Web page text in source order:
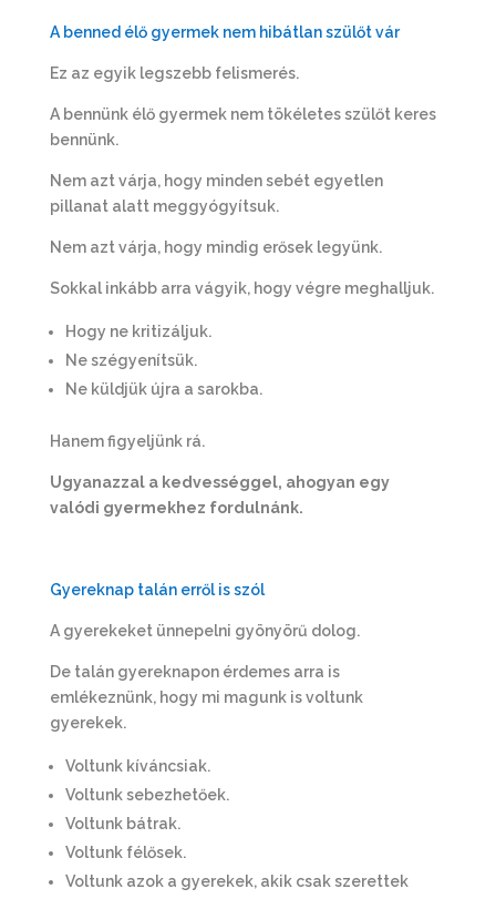
A benned élő gyermek nem hibátlan szülőt vár
Ez az egyik legszebb felismerés.
A bennünk élő gyermek nem tökéletes szülőt keres
bennünk.
Nem azt várja, hogy minden sebét egyetlen
pillanat alatt meggyógyítsuk.
Nem azt várja, hogy mindig erősek legyünk.
Sokkal inkább arra vágyik, hogy végre meghalljuk.
Hogy ne kritizáljuk.
Ne szégyenítsük.
Ne küldjük újra a sarokba.
Hanem figyeljünk rá.
Ugyanazzal a kedvességgel, ahogyan egy
valódi gyermekhez fordulnánk.
Gyereknap talán erről is szól
A gyerekeket ünnepelni gyönyörű dolog.
De talán gyereknapon érdemes arra is
emlékeznünk, hogy mi magunk is voltunk
gyerekek.
Voltunk kíváncsiak.
Voltunk sebezhetőek.
Voltunk bátrak.
Voltunk félősek.
Voltunk azok a gyerekek, akik csak szerettek